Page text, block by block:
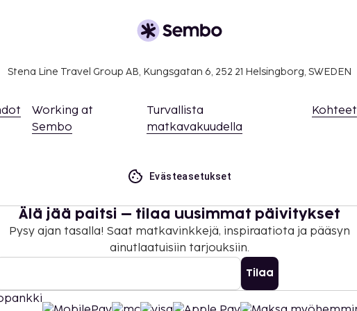
huoneita, joiden
olevia
identiteettiin katsomatta
Stena Line Travel Group AB, Kungsgatan 6, 252 21 Helsingborg, SWEDEN
Working at
Sembo
Turvallista
matkavakuudella
Kohteet
Evästeasetukset
Älä jää paitsi – tilaa uusimmat päivitykset
Pysy ajan tasalla! Saat matkavinkkejä, inspiraatiota ja pääsyn
ainutlaatuisiin tarjouksiin.
Tilaa